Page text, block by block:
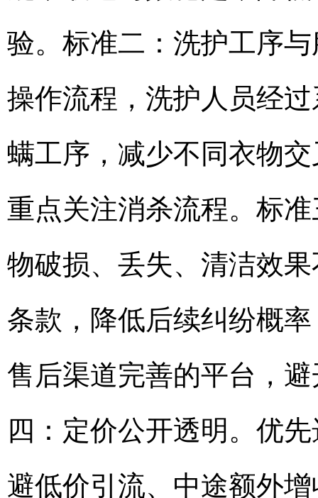
验。标准二：洗护工序
操作流程，洗护人员经
螨工序，减少不同衣物
重点关注消杀流程。标
物破损、丢失、清洁效
条款，降低后续纠纷概
售后渠道完善的平台，
四：定价公开透明。优
避低价引流、中途额外